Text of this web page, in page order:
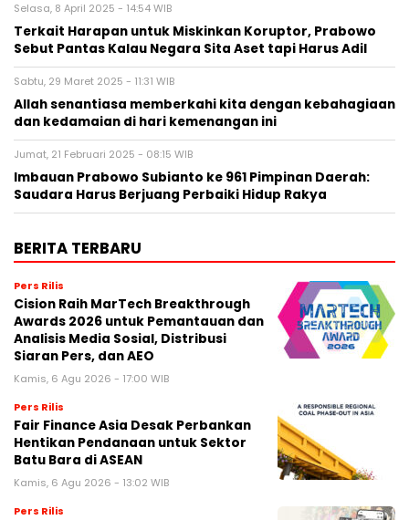
Selasa, 8 April 2025 - 14:54 WIB
Terkait Harapan untuk Miskinkan Koruptor, Prabowo
Sebut Pantas Kalau Negara Sita Aset tapi Harus Adil
Sabtu, 29 Maret 2025 - 11:31 WIB
Allah senantiasa memberkahi kita dengan kebahagiaan
dan kedamaian di hari kemenangan ini
Jumat, 21 Februari 2025 - 08:15 WIB
Imbauan Prabowo Subianto ke 961 Pimpinan Daerah:
Saudara Harus Berjuang Perbaiki Hidup Rakya
BERITA TERBARU
Pers Rilis
Cision Raih MarTech Breakthrough
Awards 2026 untuk Pemantauan dan
Analisis Media Sosial, Distribusi
Siaran Pers, dan AEO
Kamis, 6 Agu 2026 - 17:00 WIB
Pers Rilis
Fair Finance Asia Desak Perbankan
Hentikan Pendanaan untuk Sektor
Batu Bara di ASEAN
Kamis, 6 Agu 2026 - 13:02 WIB
Pers Rilis